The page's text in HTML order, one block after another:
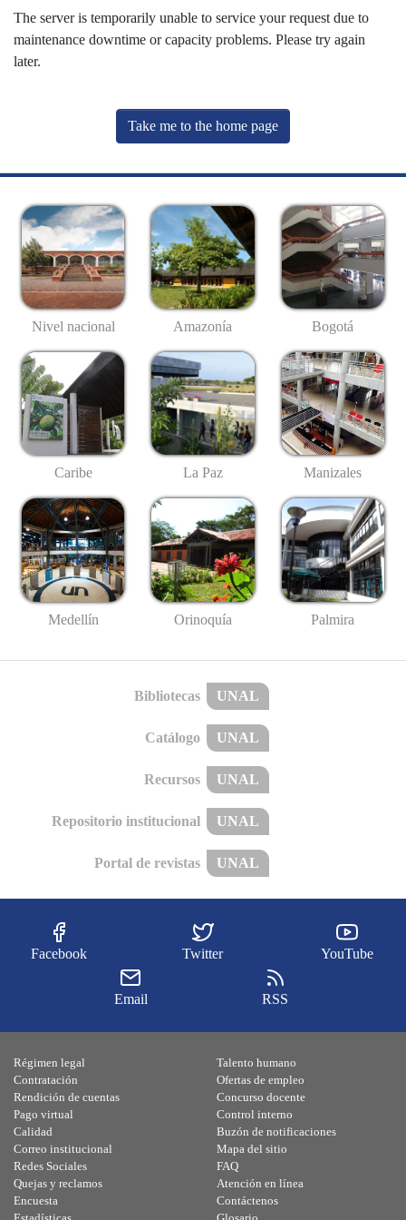
The server is temporarily unable to service your request due to
maintenance downtime or capacity problems. Please try again
later.
Take me to the home page
Nivel nacional Amazonía Bogotá
Caribe La Paz Manizales
Medellín Orinoquía Palmira
Bibliotecas UNAL
Catálogo UNAL
Recursos UNAL
Repositorio institucional UNAL
Portal de revistas UNAL
Facebook Twitter YouTube
Email RSS
Régimen legal
Contratación
Rendición de cuentas
Pago virtual
Calidad
Talento humano
Ofertas de empleo
Concurso docente
Control interno
Buzón de notificaciones
Correo institucional
Redes Sociales
Quejas y reclamos
Encuesta
Mapa del sitio
FAQ
Atención en línea
Contáctenos